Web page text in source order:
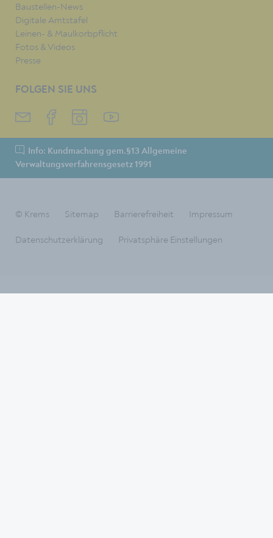
Baustellen-News
Digitale Amtstafel
Leinen- & Maulkorbpflicht
Fotos & Videos
Presse
FOLGEN SIE UNS
Info: Kundmachung gem.§13 Allgemeine
Verwaltungsverfahrensgesetz 1991
© Krems Sitemap Barrierefreiheit Impressum
Datenschutzerklärung Privatsphäre Einstellungen